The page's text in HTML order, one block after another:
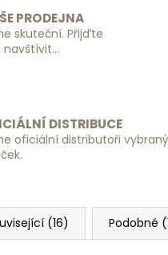
PRODEJNA
skuteční. Přijďte
navštívit...
DISTRIBUCE
oficiální distributoři
(16) Podobné